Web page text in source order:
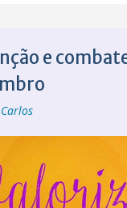
e
Carlos